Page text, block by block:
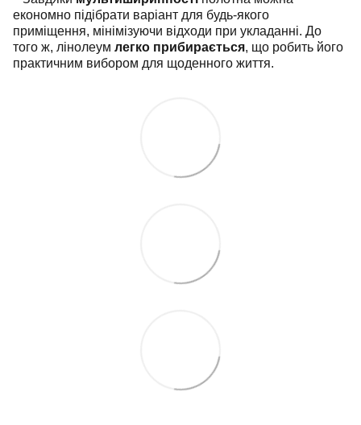
економно підібрати варіант для будь-якого
приміщення, мінімізуючи відходи при укладанні. До
того ж, лінолеум легко прибирається, що робить його
практичним вибором для щоденного життя.